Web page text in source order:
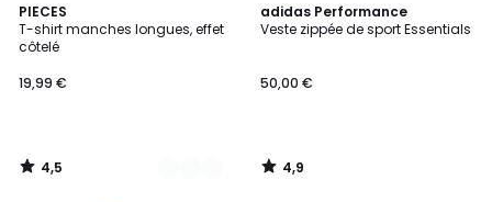
PIECES
T-shirt manches longues, effet
côtelé
19,99 €
4,5
/ 5
5
Couleurs
4,5
/
adidas Performance
Veste zippée de sport Essentials
50,00 €
4,9
/ 5
4,9
/